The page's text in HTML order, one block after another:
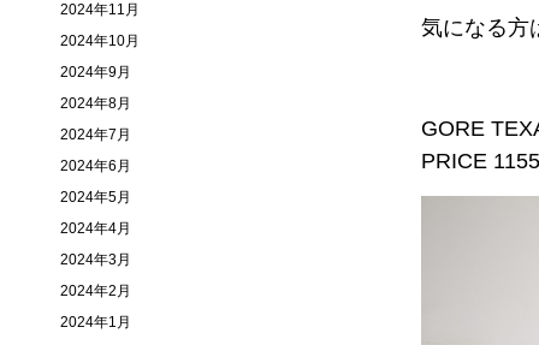
気になる方
GORE
PRICE
2024年11月
2024年10月
2024年9月
2024年8月
2024年7月
2024年6月
2024年5月
2024年4月
2024年3月
2024年2月
2024年1月